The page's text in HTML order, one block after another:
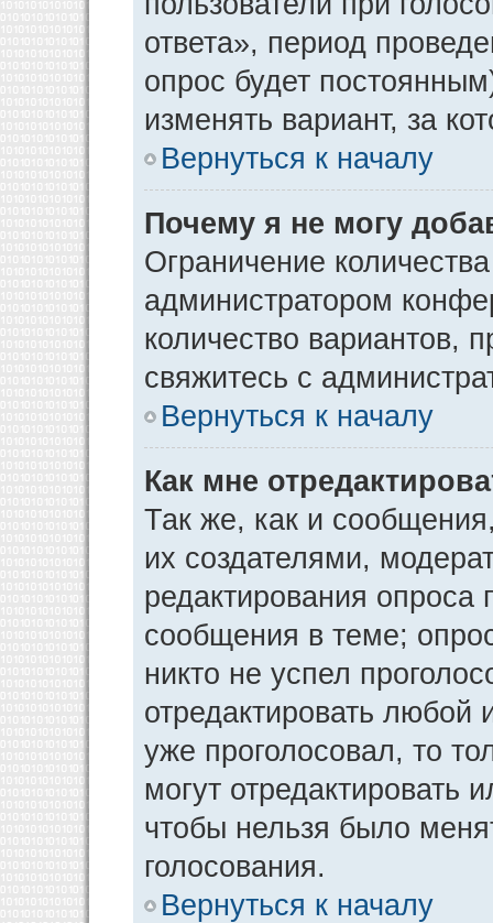
ответа», период
опрос будет
изменять вариант, за
Вернуться к началу
Почему я не могу
Ограничение
администратором
количество вариантов,
свяжитесь с
Вернуться к началу
Как мне
Так же, как и
их создателями,
редактирования опроса
сообщения в теме;
никто не успел
отредактировать любой
уже проголосовал, то
могут отредактировать
чтобы нельзя было
голосования.
Вернуться к началу